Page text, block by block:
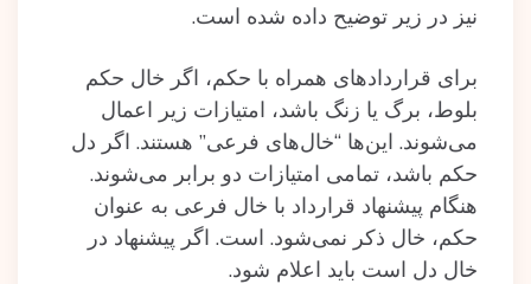
نیز در زیر توضیح داده‌ ‌شده‌ است.
برای قراردادهای همراه با حکم، اگر خال حکم
بلوط، برگ یا زنگ باشد، امتیازات زیر اعمال
می‌شوند. این‌ها “خال‌های فرعی” هستند. اگر دل‌
حکم باشد، تمامی امتیازات دو برابر می‌شوند.
هنگام پیشنهاد قرارداد با خال فرعی به عنوان
حکم، خال ذکر نمی‌شود. است. اگر پیشنهاد در
خال دل است باید اعلام شود.